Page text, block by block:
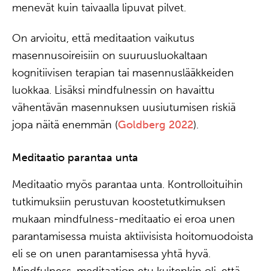
menevät kuin taivaalla lipuvat pilvet.
On arvioitu, että meditaation vaikutus
masennusoireisiin on suuruusluokaltaan
kognitiivisen terapian tai masennuslääkkeiden
luokkaa. Lisäksi mindfulnessin on havaittu
vähentävän masennuksen uusiutumisen riskiä
jopa näitä enemmän (Goldberg 2022).
Meditaatio parantaa unta
Meditaatio myös parantaa unta. Kontrolloituihin
tutkimuksiin perustuvan koostetutkimuksen
mukaan mindfulness-meditaatio ei eroa unen
parantamisessa muista aktiivisista hoitomuodoista
eli se on unen parantamisessa yhtä hyvä.